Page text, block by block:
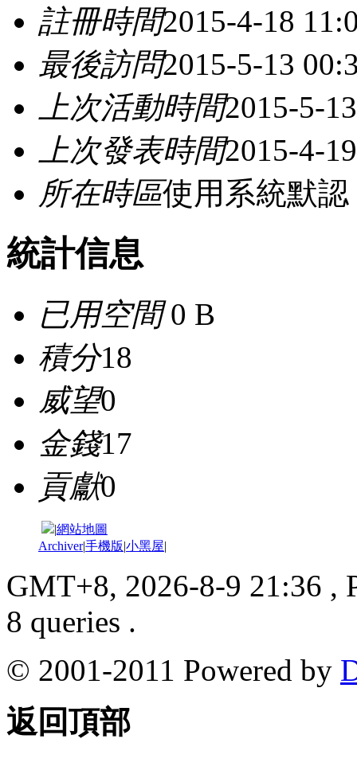
註冊時間2015-4-18
最後訪問2015-5-13
上次活動時間2015-5-
上次發表時間2015-4-
所在時區使用系統默認
統計信息
已用空間0 B
積分18
威望0
金錢17
貢獻0
|網站地圖
Archiver|手機版|小黑屋|
GMT+8, 2026-8-9 21:36 ,
8 queries .
© 2001-2011 Powered by
返回頂部